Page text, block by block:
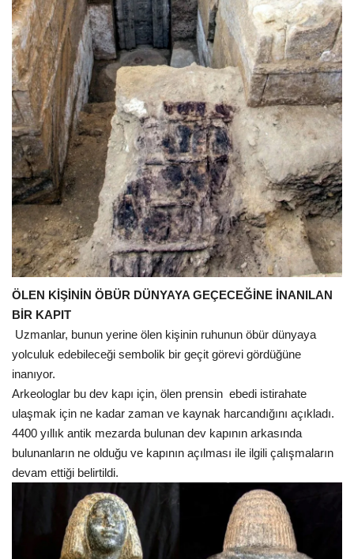
ÖLEN KİŞİNİN ÖBÜR DÜNYAYA GEÇECEĞİNE İNANILAN
BİR KAPIT
Uzmanlar, bunun yerine ölen kişinin ruhunun öbür dünyaya
yolculuk edebileceği sembolik bir geçit görevi gördüğüne
inanıyor.
Arkeologlar bu dev kapı için, ölen prensin ebedi istirahate
ulaşmak için ne kadar zaman ve kaynak harcandığını açıkladı.
4400 yıllık antik mezarda bulunan dev kapının arkasında
bulunanların ne olduğu ve kapının açılması ile ilgili çalışmaların
devam ettiği belirtildi.